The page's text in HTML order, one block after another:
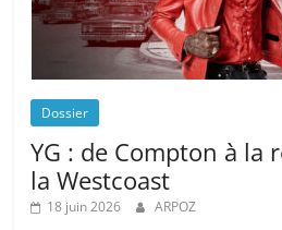
Dossier
YG : de Compton à la
la Westcoast
18 juin 2026 ARPOZ